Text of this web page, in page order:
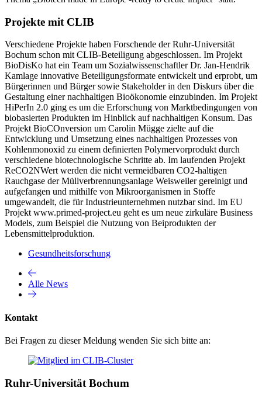
Projekte mit CLIB
Verschiedene Projekte haben Forschende der Ruhr-Universität
Bochum schon mit CLIB-Beteiligung abgeschlossen. Im Projekt
BioDisKo hat ein Team um Sozialwissenschaftler Dr. Jan-Hendrik
Kamlage innovative Beteiligungsformate entwickelt und erprobt, um
Bürgerinnen und Bürger sowie Stakeholder in den Diskurs über die
Gestaltung einer nachhaltigen Bioökonomie einzubinden. Im Projekt
HiPerIn 2.0 ging es um die Erforschung von Marktbedingungen von
biobasierten Produkten im Hinblick auf nachhaltigen Konsum. Das
Projekt BioCOnversion um Carolin Mügge zielte auf die
Entwicklung und Umsetzung eines nachhaltigen Prozesses von
Kohlenmonoxid zu einem definierten Polymervorprodukt durch
verschiedene biotechnologische Schritte ab. Im laufenden Projekt
ReCO2NWert werden die nicht vermeidbaren CO2-haltigen
Rauchgase der Müllverbrennungsanlage Weisweiler gereinigt und
aufgefangen und mithilfe von Mikroorganismen in Stoffe
umgewandelt, die für Industrieunternehmen nutzbar sind. Im EU
Projekt www.primed-project.eu geht es um neue zirkuläre Business
Models, zum Beispiel die Nutzung von Beiprodukten der
Lebensmittelproduktion.
Gesundheitsforschung
Alle News
Kontakt
Bei Fragen zu dieser Meldung wenden Sie sich bitte an:
Ruhr-Universität Bochum